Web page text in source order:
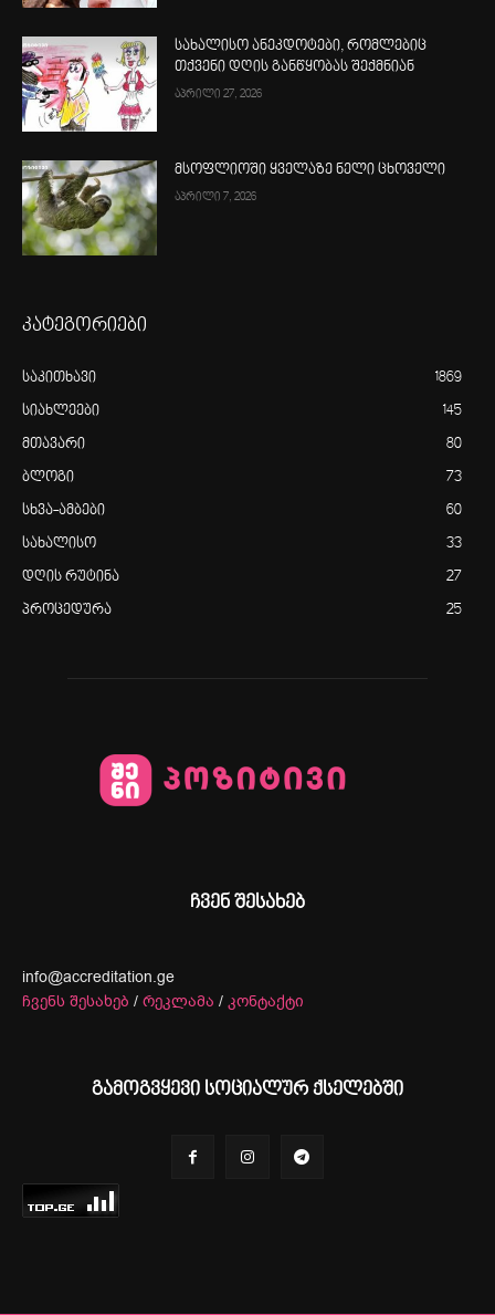
სახალისო ანეკდოტები, რომლებიც
თქვენი დღის განწყობას შექმნიან
აპრილი 27, 2026
მსოფლიოში ყველაზე ნელი ცხოველი
აპრილი 7, 2026
კატეგორიები
საკითხავი 1869
სიახლეები 145
მთავარი 80
ბლოგი 73
სხვა-ამბები 60
სახალისო 33
დღის რუტინა 27
პროცედურა 25
ჩვენ შესახებ
info@accreditation.ge
ჩვენს შესახებ / რეკლამა / კონტაქტი
გამოგვყევი სოციალურ ქსელებში